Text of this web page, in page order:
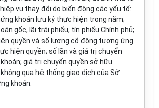
vụ thay đổi do biến động các yếu tố:
khoán lưu ký thực hiện trong năm;
gốc, lãi trái phiếu, tín phiếu Chính phủ;
quyền và số lượng cổ đông tương ứng
hiện quyền; số lần và giá trị chuyển
giá trị chuyển quyền sở hữu
qua hệ thống giao dịch của Sở
khoán.